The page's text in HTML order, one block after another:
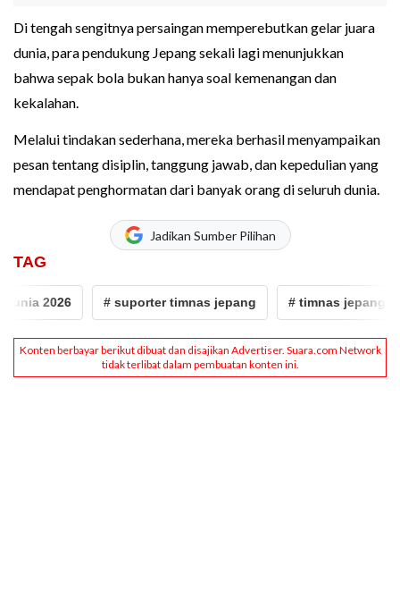
Di tengah sengitnya persaingan memperebutkan gelar juara
dunia, para pendukung Jepang sekali lagi menunjukkan
bahwa sepak bola bukan hanya soal kemenangan dan
kekalahan.
Melalui tindakan sederhana, mereka berhasil menyampaikan
pesan tentang disiplin, tanggung jawab, dan kepedulian yang
mendapat penghormatan dari banyak orang di seluruh dunia.
Jadikan Sumber Pilihan
TAG
2026 # suporter timnas jepang # timnas jepang